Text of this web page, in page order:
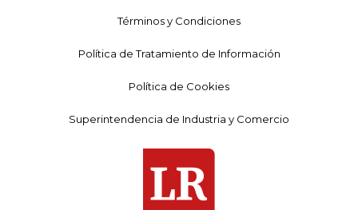
Términos y Condiciones
Política de Tratamiento de Información
Política de Cookies
Superintendencia de Industria y Comercio